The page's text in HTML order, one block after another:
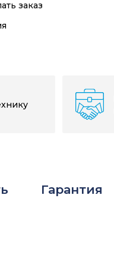
заказ
Гарантия